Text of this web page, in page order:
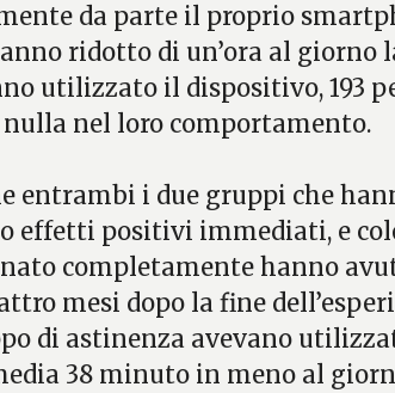
da parte il proprio
ridotto di un’ora al giorno
utilizzato il dispositivo, 193
nel loro comportamento.
entrambi i due gruppi che
effetti positivi immediati, e
completamente hanno
mesi dopo la fine
di astinenza avevano
38 minuto in meno al